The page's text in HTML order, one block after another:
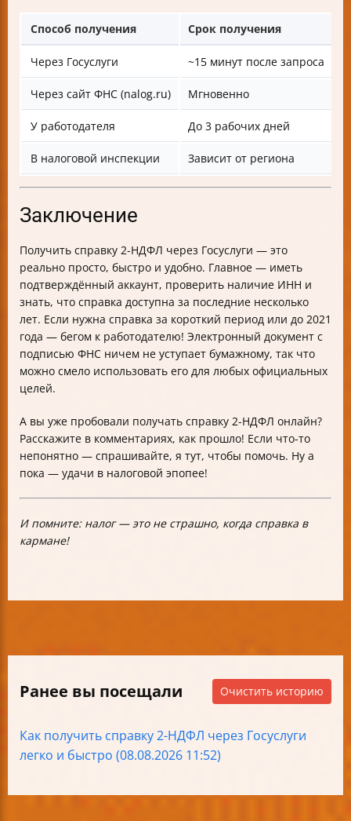
Способ получения Срок получения
Через Госуслуги ~15 минут после запроса
Через сайт ФНС (nalog.ru) Мгновенно
У работодателя До 3 рабочих дней
В налоговой инспекции Зависит от региона
Заключение
Получить справку 2-НДФЛ через Госуслуги — это
реально просто, быстро и удобно. Главное — иметь
подтверждённый аккаунт, проверить наличие ИНН и
знать, что справка доступна за последние несколько
лет. Если нужна справка за короткий период или до 2021
года — бегом к работодателю! Электронный документ с
подписью ФНС ничем не уступает бумажному, так что
можно смело использовать его для любых официальных
целей.
А вы уже пробовали получать справку 2-НДФЛ онлайн?
Расскажите в комментариях, как прошло! Если что-то
непонятно — спрашивайте, я тут, чтобы помочь. Ну а
пока — удачи в налоговой эпопее!
И помните: налог — это не страшно, когда справка в
кармане!
Ранее вы посещали Очистить историю
Как получить справку 2-НДФЛ через Госуслуги
легко и быстро (08.08.2026 11:52)